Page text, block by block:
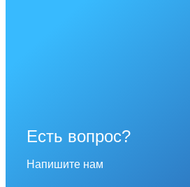
Есть вопрос?
Напишите нам